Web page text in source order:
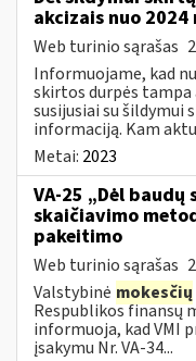
akcizais nuo 2024
Web turinio sąrašas
Informuojame, kad
skirtos durpės
susijusiai su šildymui
informaciją. Kam
Metai: 2023
VA-25 „Dėl baudų
skaičiavimo
pakeitimo
Web turinio sąrašas
Valstybinė mokesčių
Respublikos finansų
informuoja, kad VMI
įsakymu Nr. VA-34...